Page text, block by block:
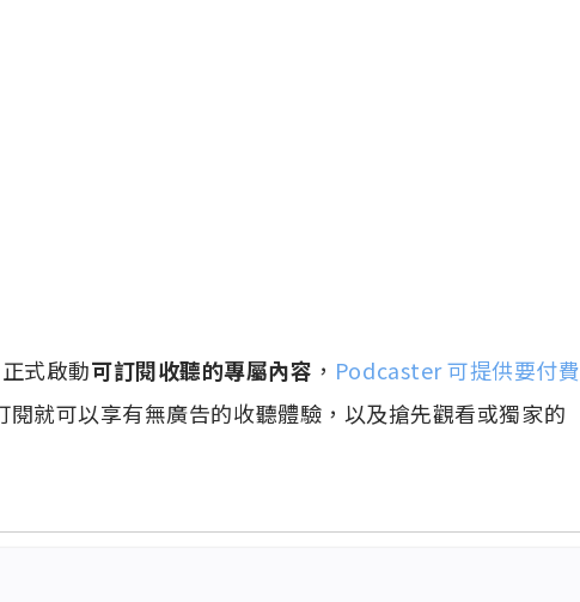
式啟動可訂閱收聽的專屬內容 ， Podcaster 可提供要付費
閱就可以享有無廣告的收聽體驗，以及搶先觀看或獨家的